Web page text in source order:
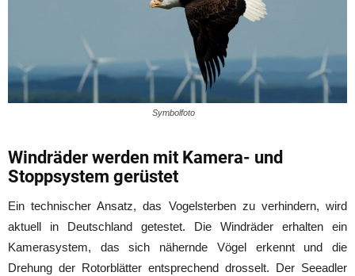
Symbolfoto
Windräder werden mit Kamera- und
Stoppsystem gerüstet
Ein technischer Ansatz, das Vogelsterben zu verhindern, wird
aktuell in Deutschland getestet. Die Windräder erhalten ein
Kamerasystem, das sich nähernde Vögel erkennt und die
Drehung der Rotorblätter entsprechend drosselt. Der Seeadler